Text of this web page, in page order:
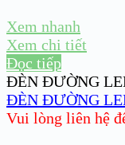
Xem nhanh
Xem chi tiết
Đọc tiếp
ĐÈN ĐƯỜNG
ĐÈN ĐƯỜNG
Vui lòng liên hệ